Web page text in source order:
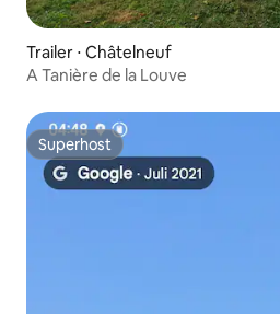
Trailer ⋅ Châtelneuf
A Tanière de la Louve
Superhost
Superhost